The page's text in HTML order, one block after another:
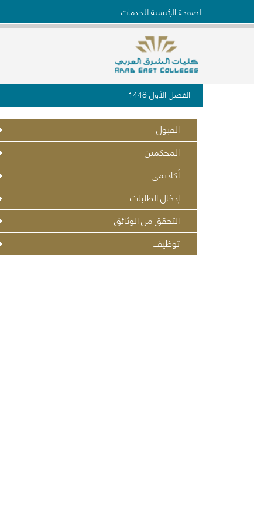
الصفحة الرئيسية للخدمات
الفصل الأول 1448
القبول
المحكمين
أكاديمي
إدخال الطلبات
التحقق من الوثائق
توظيف